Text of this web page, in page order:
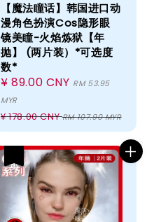
【魔法瞳话】韩国进口动
漫角色扮演Cos隐形眼
镜美瞳-火焰炼狱【年
抛】 (两片装）*可选度
数*
Sale
price
¥ 89.00 CNY RM 53.95
MYR
Regular
price
¥ 178.00 CNYRM 107.90 MYR